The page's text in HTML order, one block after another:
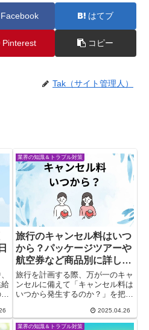
Facebook はてブ
Pinterest コピー
Tak（サイト管理人）
業界の知識＆トラブル対策
旅行のキャンセル料はいつ
から？パッケージツアーや
航空券など商品別に詳しく
解説
旅行を計画する際、万が一のキャ
ンセルに備えて「キャンセル料は
いつから発生するのか？」を把握
特に、パッケージツアー・航空
券・ホテル・現地アクティビティ
2025.04.26
業界の知識＆トラブル対策